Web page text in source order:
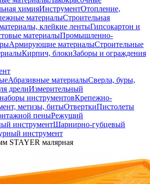
химияИнструментОтопление,
материалыСтроительная
клейкие лентыГипсокартон и
материалыПромышленно-
Армирующие материалыСтроительные
Кирпич, блокиЗаборы и ограждения
Абразивные материалыСверла, буры,
дрелиИзмерительный
инструментовКрепежно-
метизы, битыОтверткиПистолеты
пеныРежущий
инструментШарнирно-губцевый
инструмент
STAYER малярная